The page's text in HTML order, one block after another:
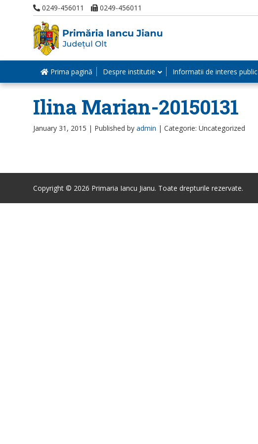
0249-456011 0249-456011
Prima pagină Despre institutie Informatii de interes public
Ilina Marian-20150131
January 31, 2015 | Published by admin | Categorie: Uncategorized
Copyright © 2026 Primaria Iancu Jianu. Toate drepturile rezervate.